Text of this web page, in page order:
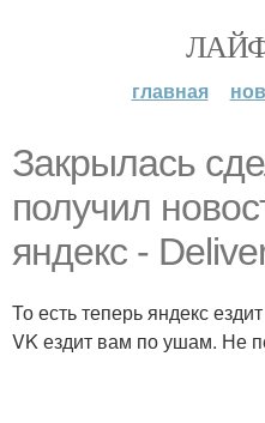
главная
Закрылась
получил
яндекс -
То есть теперь яндекс
VK ездит вам по ушам. Не